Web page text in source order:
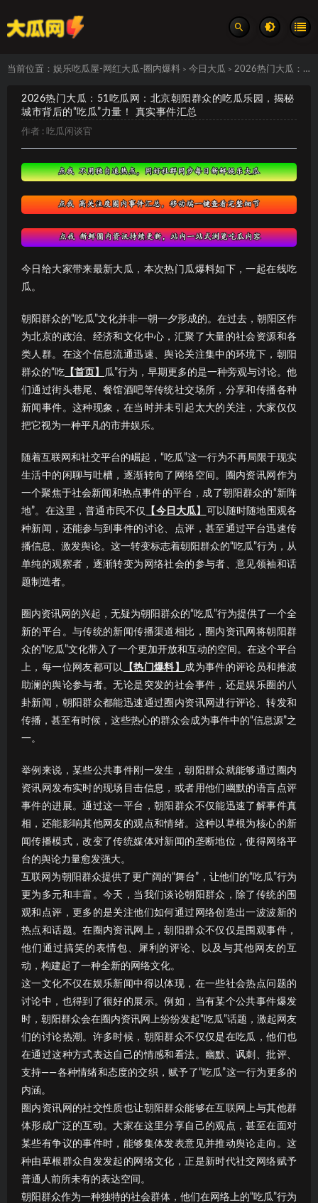
当前位置： 娱乐吃瓜屋-网红大瓜-圈内爆料 > 今日大瓜 > 2026热门大瓜：51吃瓜网：北京朝阳群众的吃瓜乐园，揭秘城市背后的“吃瓜”力量！ 真实事件汇总
2026热门大瓜：51吃瓜网：北京朝阳群众的吃瓜乐园，揭秘
城市背后的“吃瓜”力量！ 真实事件汇总
作者 : 吃瓜闲谈官
今日给大家带来最新大瓜，本次热门瓜爆料如下，一起在线吃
瓜。
朝阳群众的“吃瓜”文化并非一朝一夕形成的。在过去，朝阳区作
为北京的政治、经济和文化中心，汇聚了大量的社会资源和各
类人群。在这个信息流通迅速、舆论关注集中的环境下，朝阳
群众的“吃 【首页】
瓜”行为，早期更多的是一种旁观与讨论。他
们通过街头巷尾、餐馆酒吧等传统社交场所，分享和传播各种
新闻事件。这种现象，在当时并未引起太大的关注，大家仅仅
把它视为一种平凡的市井娱乐。
随着互联网和社交平台的崛起，“吃瓜”这一行为不再局限于现实
生活中的闲聊与吐槽，逐渐转向了网络空间。圈内资讯网作为
一个聚焦于社会新闻和热点事件的平台，成了朝阳群众的“新阵
地”。在这里，普通市民不仅
【今日大瓜】 可以随时随地围观各
种新闻，还能参与到事件的讨论、点评，甚至通过平台迅速传
播信息、激发舆论。这一转变标志着朝阳群众的“吃瓜”行为，从
单纯的观察者，逐渐转变为网络社会的参与者、意见领袖和话
题制造者。
圈内资讯网的兴起，无疑为朝阳群众的“吃瓜”行为提供了一个全
新的平台。与传统的新闻传播渠道相比，圈内资讯网将朝阳群
众的“吃瓜”文化带入了一个更加开放和互动的空间。在这个平台
上，每一位网友都可以
【热门爆料】 成为事件的评论员和推波
助澜的舆论参与者。无论是突发的社会事件，还是娱乐圈的八
卦新闻，朝阳群众都能迅速通过圈内资讯网进行评论、转发和
传播，甚至有时候，这些热心的群众会成为事件中的“信息源”之
一。
举例来说，某些公共事件刚一发生，朝阳群众就能够通过圈内
资讯网发布实时的现场目击信息，或者用他们幽默的语言点评
事件的进展。通过这一平台，朝阳群众不仅能迅速了解事件真
相，还能影响其他网友的观点和情绪。这种以草根为核心的新
闻传播模式，改变了传统媒体对新闻的垄断地位，使得网络平
台的舆论力量愈发强大。
互联网为朝阳群众提供了更广阔的“舞台”，让他们的“吃瓜”行为
更为多元和丰富。今天，当我们谈论朝阳群众，除了传统的围
观和点评，更多的是关注他们如何通过网络创造出一波波新的
热点和话题。在圈内资讯网上，朝阳群众不仅仅是围观事件，
他们通过搞笑的表情包、犀利的评论、以及与其他网友的互
动，构建起了一种全新的网络文化。
这一文化不仅在娱乐新闻中得以体现，在一些社会热点问题的
讨论中，也得到了很好的展示。例如，当有某个公共事件爆发
时，朝阳群众会在圈内资讯网上纷纷发起“吃瓜”话题，激起网友
们的讨论热潮。许多时候，朝阳群众不仅仅是在吃瓜，他们也
在通过这种方式表达自己的情感和看法。幽默、讽刺、批评、
支持——各种情绪和态度的交织，赋予了“吃瓜”这一行为更多的
内涵。
圈内资讯网的社交性质也让朝阳群众能够在互联网上与其他群
体形成广泛的互动。大家在这里分享自己的观点，甚至在面对
某些有争议的事件时，能够集体发表意见并推动舆论走向。这
种由草根群众自发发起的网络文化，正是新时代社交网络赋予
普通人前所未有的表达空间。
朝阳群众作为一种独特的社会群体，他们在网络上的“吃瓜”行为